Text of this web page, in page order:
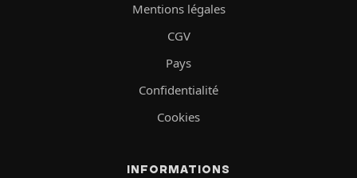
Mentions légales
CGV
Pays
Confidentialité
Cookies
INFORMATIONS